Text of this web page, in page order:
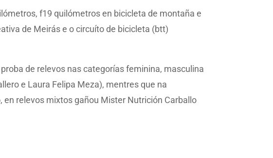
f19 quilómetros en bicicleta de montaña e
de Meirás e o circuíto de bicicleta (btt)
de relevos nas categorías feminina, masculina
e Laura Felipa Meza), mentres que na
en relevos mixtos gañou Mister Nutrición Carballo